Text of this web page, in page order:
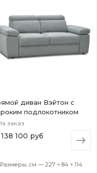
диван Вэйтон с
подлокотником
заказ
138 100 руб
Размеры, см — 227 × 84 × 114